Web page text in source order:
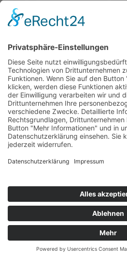
Ref.: Helena Stockinger
Do. 4.3.2027
15:30 h bis 17:15 h
Zielgruppe: VS, PTS, BS, LWS,
Info zur Anmeldung
PHO-Anmeldung
A036 - „Salam –
· Offene
Wie sehen religiöse,
„anders“ Betroffenen
Begegnungen lassen
führen zu mehr Verständnis füreinander.
So nutzen wir auch heuer wieder die
Gesprächsgruppe, in der wir je nach
vereinbarte Inhalte oder aktuelle
Neue und treue Kolleg:innen aller
willkommen!